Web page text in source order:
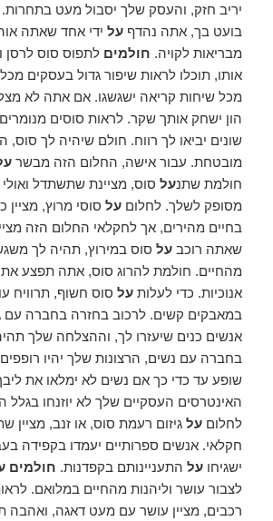
יריב חזק, והעסק שלך יסבול מעט
בועט בך, אתה נהדףעל ידי אחד שאתה
מבריאות לקויה. חולמים לתפוס סוס לרסן
אותו, תוכלו לראות שיפור גדול בעסקים
מכל שיחות קריאה ישגשגו. אם אתה לא
הון ישחק אותך שקר. לראות סוסים
שונים יביאו לך רווח. חולם שיהיה לך
מובטחת. עבור אישה, החלום הזה מבשר
חולמת שתנעל סוס, מציינת שתשתדל
מסופק לשלך. לחלוםעל סוסי מרוץ, מציין
בחיים מהירים, אך לחקלאי החלום הזה
שאתה רוכבעל סוס במירוץ, תהיה לך
מהחיים. חולמת להרוג סוס, אתה תפצע
אנוכיות. כדי לעלותעל סוס חשוף, תרוויח
במאבקים קשים. לרכוב בחזרה בחברה עם
אנשים כנים שיעזרו לך, וההצלחה שלך
בחברה עם נשים, הרצונות שלך יהיו
שופע עד כדי כך אם נשים לא ימלאו את
האינטרסים העסקיים שלך לא יוזנחו בגלל
לחלוםעל גיזום רעמת סוס, או זנב, מציין
חקלאי. אנשים ספרותיים יעמדו בקפידה
ישגיחועל התעניינותם בקפדנות. חולמים
לצבור עושר וליהנות מהחיים במלואם.
רכבים, מציין עושר עם מעט דאגה, ואהבה